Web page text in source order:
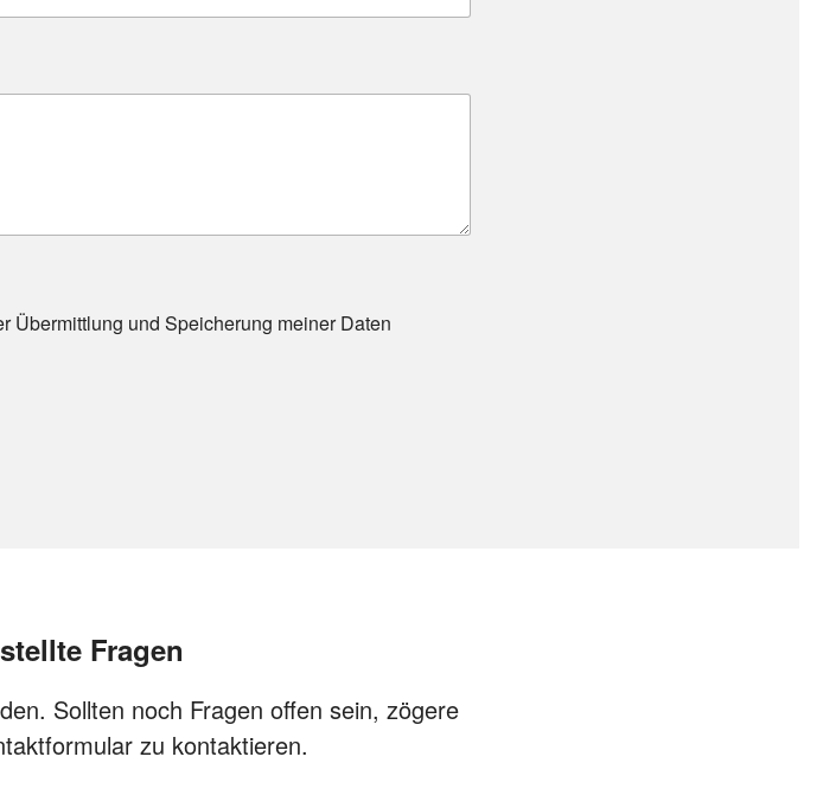
Übermittlung und Speicherung meiner Daten
Fragen
Sollten noch Fragen offen sein, zögere
zu kontaktieren.